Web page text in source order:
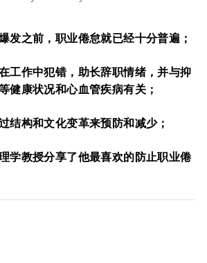
发之前，职业倦怠就已经十分普遍；
工作中犯错，助长辞职情绪，并与抑
健康状况和心血管疾病有关；
结构和文化变革来预防和减少；
学教授分享了他最喜欢的防止职业倦